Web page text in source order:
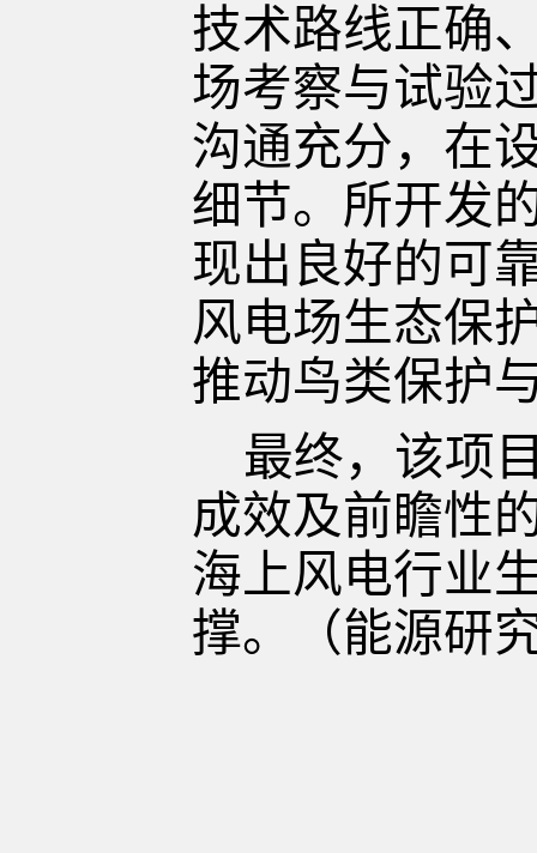
技术路线正确
场考察与试验
沟通充分，在
细节。所开发
现出良好的可
风电场生态保
推动鸟类保护
最终，该项
成效及前瞻性
海上风电行业
撑。
（能源研